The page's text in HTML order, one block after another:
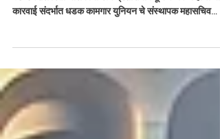
बोरिवली रेल्वे स्थानक येथील "धडक"चे सभासद असलेल्या रिक्षा
पोलीस निरीक्षक अनिल यादव यांची भेट घेतली व चर्चा केली. यावेळी
300 हुन अधिक रिक्षाचालक उपस्थित होते. #abhijeetrane
#borivali #auto #rickshaw #union #update